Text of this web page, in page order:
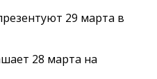
29 марта в
28 марта на